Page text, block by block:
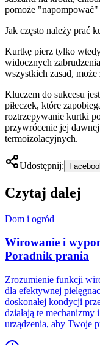
pomoże "napompować"
Jak często należy prać
Kurtkę pierz tylko
widocznych
wszystkich zasad, może
Kluczem do sukcesu
piłeczek, które
roztrzepywanie kurtki
przywrócenie jej
termoizolacyjnych.
Udostępnij:
Czytaj dalej
Dom i ogród
Wirowanie i
Poradnik prania
Zrozumienie funkcji
dla efektywnej
doskonałej kondycji
działają te
urządzenia, aby Twoje